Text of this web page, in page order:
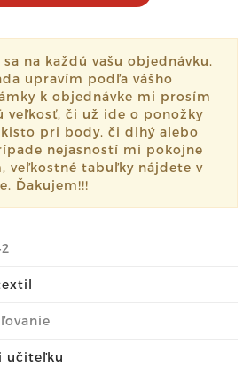
sa na každú vašu objednávku,
upravím podľa vášho
k objednávke mi prosím
veľkosť, či už ide o ponožky
pri body, či dlhý alebo
nejasností mi pokojne
veľkostné tabuľky nájdete v
Ďakujem!!!
učiteľku